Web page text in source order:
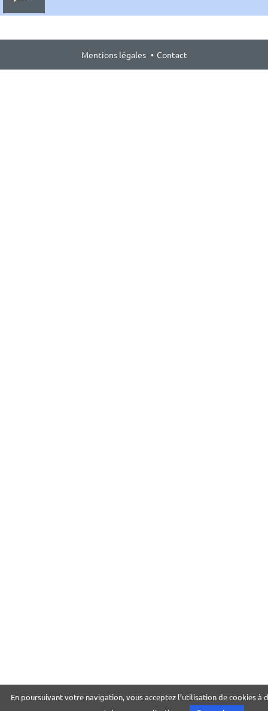
Mentions légales Contact
En poursuivant votre navigation, vous acceptez l’utilisation de cookies à